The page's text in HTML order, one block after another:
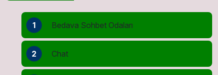
1 Bedava Sohbet Odaları
2 Chat